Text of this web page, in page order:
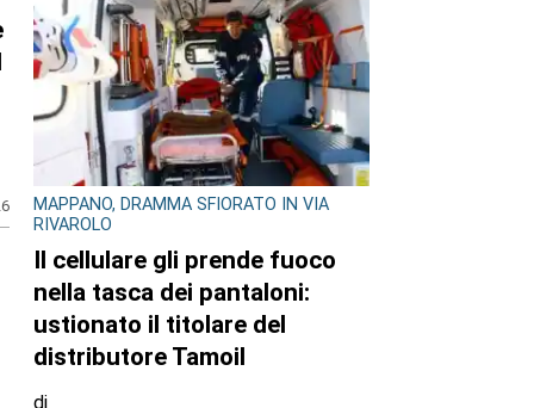
MAPPANO, DRAMMA SFIORATO IN VIA
RIVAROLO
Il cellulare gli prende fuoco
nella tasca dei pantaloni:
ustionato il titolare del
distributore Tamoil
di